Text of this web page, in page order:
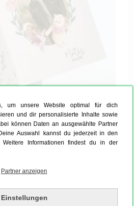
um unsere Website optimal für dich
und dir personalisierte Inhalte sowie
können Daten an ausgewählte Partner
Auswahl kannst du jederzeit in den
Weitere Informationen findest du in der
Partner anzeigen
Einstellungen
bis Pixar – Helden für
ersten Stunde bist oder
actionreiches Cars Notizbuch
oder ein inspirierendes Toy
Freunde? Bei MYPOSTER